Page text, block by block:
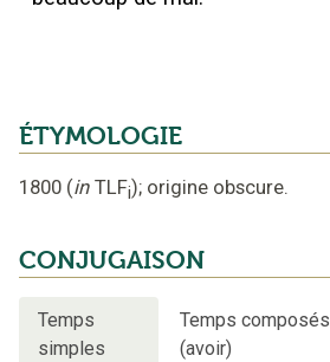
ÉTYMOLOGIE
1800 (in TLFi); origine obscure.
CONJUGAISON
Temps
simples
Temps composés
(avoir)